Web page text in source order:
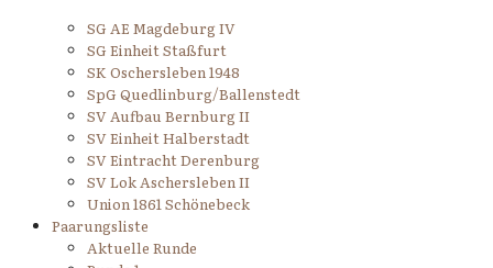
SG AE Magdeburg IV
SG Einheit Staßfurt
SK Oschersleben 1948
SpG Quedlinburg/Ballenstedt
SV Aufbau Bernburg II
SV Einheit Halberstadt
SV Eintracht Derenburg
SV Lok Aschersleben II
Union 1861 Schönebeck
Paarungsliste
Aktuelle Runde